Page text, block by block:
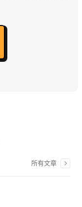
所有文章